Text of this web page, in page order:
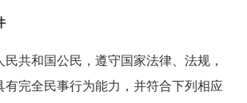
民共和国公民，遵守国家法律、法规，
有完全民事行为能力，并符合下列相应